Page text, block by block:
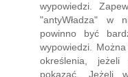
wypowiedzi.
"antyWładza" w
powinno być
wypowiedzi.
określenia, jeżeli
pokazać. Jeżeli